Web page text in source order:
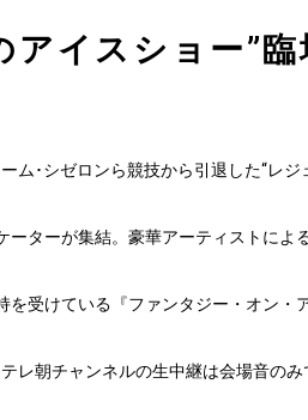
アイスショー”
ム･シゼロンら競技から引退した“レ
ターが集結。豪華アーティストによ
受けている『ファンタジー・オン・
レ朝チャンネルの生中継は会場音の